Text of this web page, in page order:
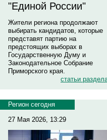
"Единой России"
Жители региона продолжают
выбирать кандидатов, которые
представят партию на
предстоящих выборах в
Государственную Думу и
Законодательное Собрание
Приморского края.
статьи
Регион сегодня
27 Мая 2026, 13:29